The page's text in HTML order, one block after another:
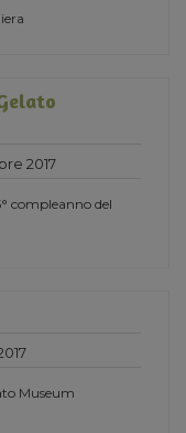
2017
compleanno del
Museum